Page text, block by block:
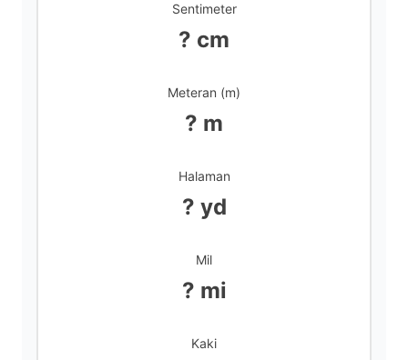
Sentimeter
? cm
Meteran (m)
? m
Halaman
? yd
Mil
? mi
Kaki